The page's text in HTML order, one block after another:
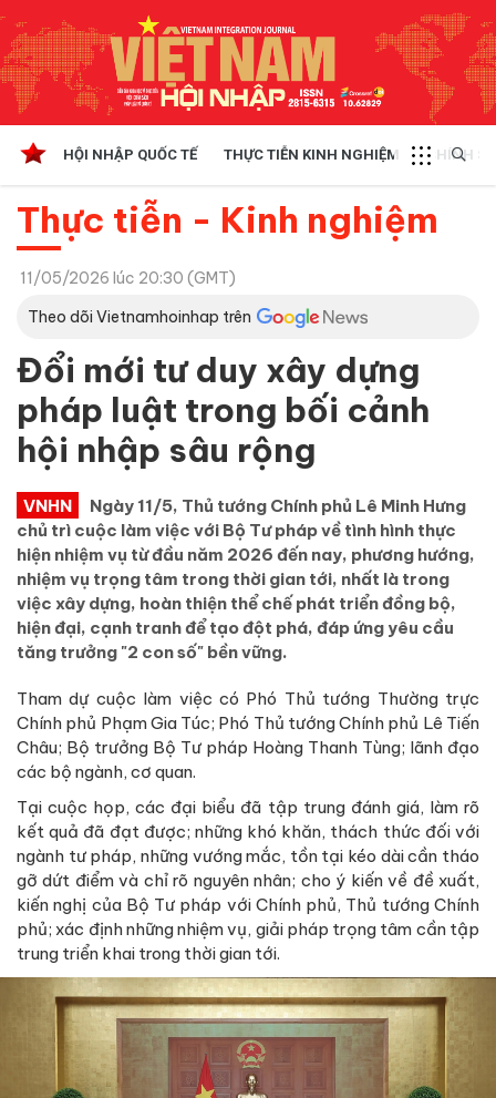
HỘI NHẬP QUỐC TẾ THỰC TIỄN KINH NGHIỆM CHÍNH
Thực tiễn - Kinh nghiệm
11/05/2026 lúc 20:30 (GMT)
Theo dõi Vietnamhoinhap trên
Đổi mới tư duy xây dựng
pháp luật trong bối cảnh
hội nhập sâu rộng
VNHN
Ngày 11/5, Thủ tướng Chính phủ Lê Minh Hưng
chủ trì cuộc làm việc với Bộ Tư pháp về tình hình thực
hiện nhiệm vụ từ đầu năm 2026 đến nay, phương hướng,
nhiệm vụ trọng tâm trong thời gian tới, nhất là trong
việc xây dựng, hoàn thiện thể chế phát triển đồng bộ,
hiện đại, cạnh tranh để tạo đột phá, đáp ứng yêu cầu
tăng trưởng "2 con số" bền vững.
Tham dự cuộc làm việc có Phó Thủ tướng Thường trực
Chính phủ Phạm Gia Túc; Phó Thủ tướng Chính phủ Lê Tiến
Châu; Bộ trưởng Bộ Tư pháp Hoàng Thanh Tùng; lãnh đạo
các bộ ngành, cơ quan.
Tại cuộc họp, các đại biểu đã tập trung đánh giá, làm rõ
kết quả đã đạt được; những khó khăn, thách thức đối với
ngành tư pháp, những vướng mắc, tồn tại kéo dài cần tháo
gỡ dứt điểm và chỉ rõ nguyên nhân; cho ý kiến về đề xuất,
kiến nghị của Bộ Tư pháp với Chính phủ, Thủ tướng Chính
phủ; xác định những nhiệm vụ, giải pháp trọng tâm cần tập
trung triển khai trong thời gian tới.